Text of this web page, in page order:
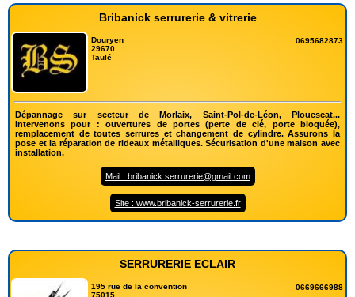
Bribanick serrurerie & vitrerie
Douryen
29670
Taulé
0695682873
Dépannage sur secteur de Morlaix, Saint-Pol-de-Léon, Plouescat...
Intervenons pour : ouvertures de portes (perte de clé, porte bloquée),
remplacement de toutes serrures et changement de cylindre. Assurons la
pose et la réparation de rideaux métalliques. Sécurisation d'une maison avec
installation.
Mail : bribanick.serrurerie@gmail.com
Site : www.bribanick-serrurerie.fr
SERRURERIE ECLAIR
195 rue de la convention
0669666988